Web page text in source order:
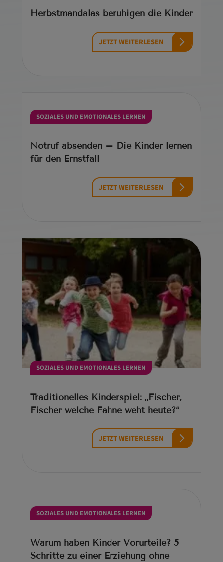
Herbstmandalas beruhigen die Kinder
JETZT WEITERLESEN
SOZIALES UND EMOTIONALES LERNEN
Notruf absenden – Die Kinder lernen
für den Ernstfall
JETZT WEITERLESEN
SOZIALES UND EMOTIONALES LERNEN
Traditionelles Kinderspiel: „Fischer,
Fischer welche Fahne weht heute?“
JETZT WEITERLESEN
SOZIALES UND EMOTIONALES LERNEN
Warum haben Kinder Vorurteile? 5
Schritte zu einer Erziehung ohne